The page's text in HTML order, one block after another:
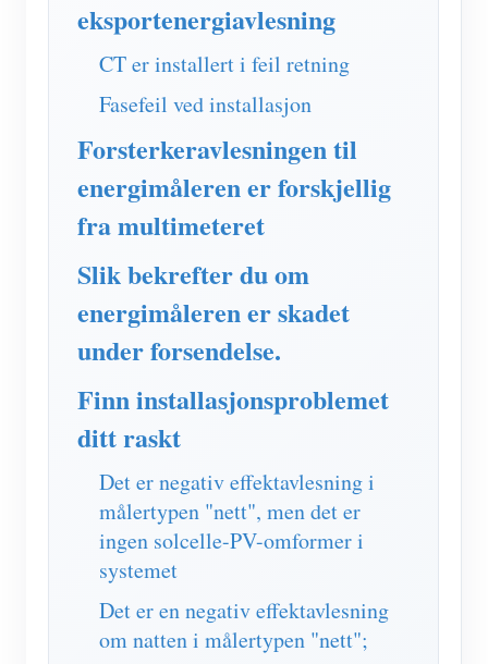
System for energiprognoser og -simulering
Solar PV System Energy Monitor
Strømforbruksmåler
butikk
Ressurser
Hurtigstart for produktet
Dokument
Opplæringsvideo
FAQ
Nyheter
Samfunnet
Utvikler
Utforske
Belønningsprogram
Ta kontakt med
Om oss
eksportenergiavlesning
CT er installert i feil retning
Fasefeil ved installasjon
Forsterkeravlesningen til
energimåleren er forskjellig
fra multimeteret
Slik bekrefter du om
energimåleren er skadet
under forsendelse.
Finn installasjonsproblemet
ditt raskt
Det er negativ effektavlesning i
målertypen "nett", men det er
ingen solcelle-PV-omformer i
systemet
Det er en negativ effektavlesning
om natten i målertypen "nett";